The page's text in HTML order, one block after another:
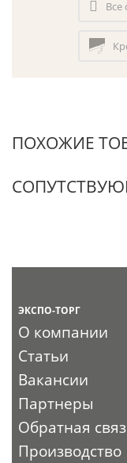
Все
ПОХОЖИЕ
ЭКСПО-ТОРГ
О компании
Статьи
Вакансии
Партнеры
Обратная
Производство